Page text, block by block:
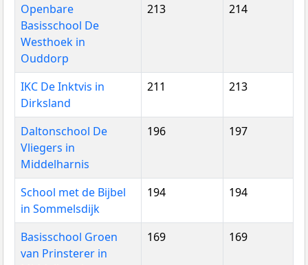
Openbare
Basisschool De
Westhoek in
Ouddorp
213 214
IKC De Inktvis in
Dirksland
211 213
Daltonschool De
Vliegers in
Middelharnis
196 197
School met de Bijbel
in Sommelsdijk
194 194
Basisschool Groen
van Prinsterer in
169 169